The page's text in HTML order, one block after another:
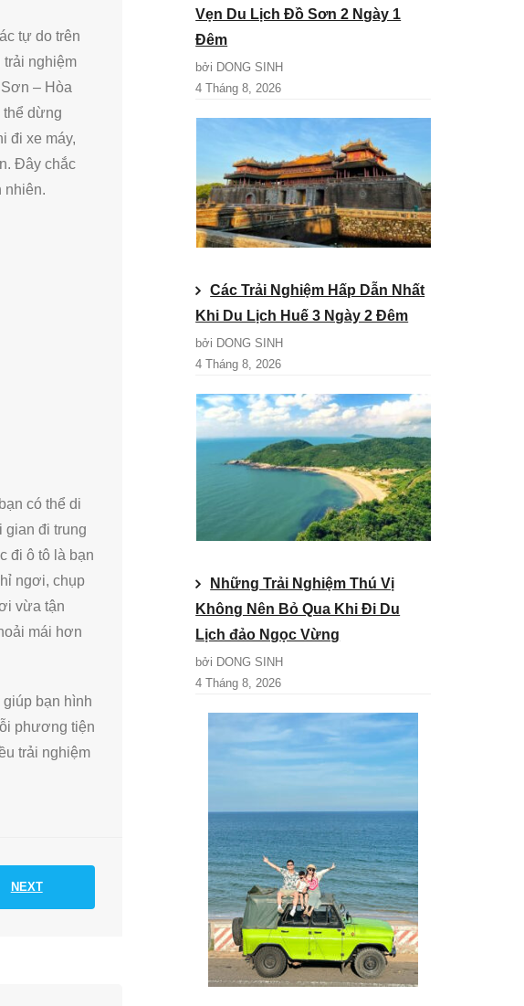
tự do trên
nghiệm
– Hòa
thể dừng
đi xe máy,
Đây chắc
nhiên.
có thể di
gian đi trung
đi ô tô là bạn
ngơi, chụp
vừa tận
mái hơn
bạn hình
phương tiện
trải nghiệm
NEXT
Vẹn Du Lịch Đồ Sơn 2 Ngày 1
Đêm
bởi DONG SINH
4 Tháng 8, 2026
Các Trải Nghiệm Hấp Dẫn Nhất
Khi Du Lịch Huế 3 Ngày 2 Đêm
bởi DONG SINH
4 Tháng 8, 2026
Những Trải Nghiệm Thú Vị
Không Nên Bỏ Qua Khi Đi Du
Lịch đảo Ngọc Vừng
bởi DONG SINH
4 Tháng 8, 2026